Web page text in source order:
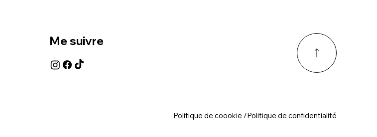
Me suivre
Politique de coookie /Politique de confidentialité